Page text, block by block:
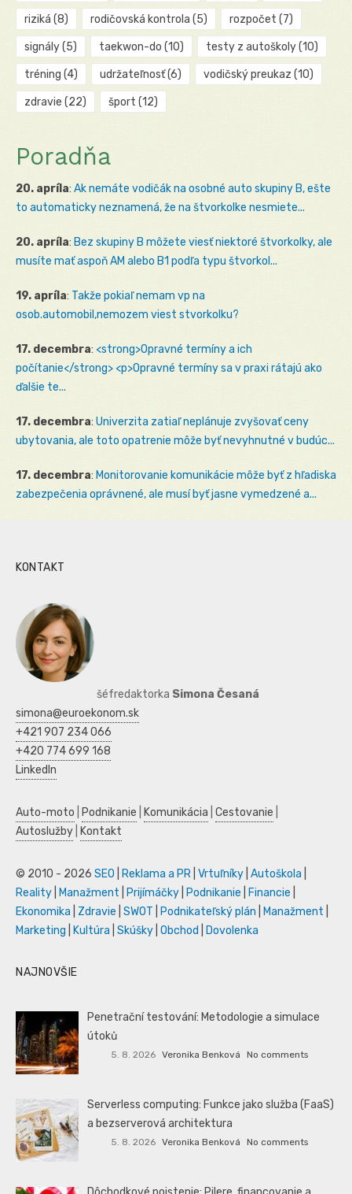
riziká (8) rodičovská kontrola (5) rozpočet (7)
signály(5) taekwon-do (10) testy z autoškoly(10)
tréning (4) udržateľnosť(6) vodičský preukaz (10)
zdravie (22) šport (12)
Poradňa
20. apríla: Ak nemáte vodičák na osobné auto skupiny B, ešte
to automaticky neznamená, že na štvorkolke nesmiete...
20. apríla: Bez skupiny B môžete viesť niektoré štvorkolky, ale
musíte mať aspoň AM alebo B1 podľa typu štvorkol...
19. apríla: Takže pokiaľ nemam vp na
osob.automobil,nemozem viest stvorkolku?
17. decembra: <strong>Opravné termíny a ich
počítanie</strong> <p>Opravné termíny sa v praxi rátajú ako
ďalšie te...
17. decembra: Univerzita zatiaľ neplánuje zvyšovať ceny
ubytovania, ale toto opatrenie môže byť nevyhnutné v budúc...
17. decembra: Monitorovanie komunikácie môže byť z hľadiska
zabezpečenia oprávnené, ale musí byť jasne vymedzené a...
KONTAKT
šéfredaktorka Simona Česaná
simona@euroekonom.sk
+421 907 234 066
+420 774 699 168
LinkedIn
Auto-moto Podnikanie Komunikácia Cestovanie
Autoslužby
Kontakt
© 2010 - 2026 SEO Reklama a PR Vrtuľníky Autoškola
Reality
Manažment Prijímáčky Podnikanie Financie
Ekonomika
Zdravie SWOT Podnikateľský plán Manažment
Marketing
Kultúra Skúšky Obchod Dovolenka
NAJNOVŠIE
Penetrační testování: Metodologie a simulace
útoků
5. 8. 2026 Veronika Benková No comments
Serverless computing: Funkce jako služba (FaaS)
a bezserverová architektura
5. 8. 2026 Veronika Benková No comments